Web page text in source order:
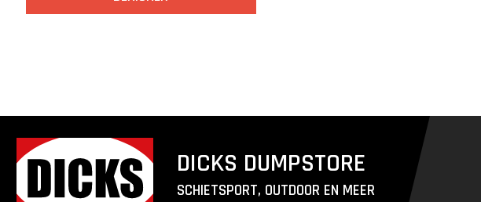
DICKS DUMPSTORE
SCHIETSPORT, OUTDOOR EN MEER